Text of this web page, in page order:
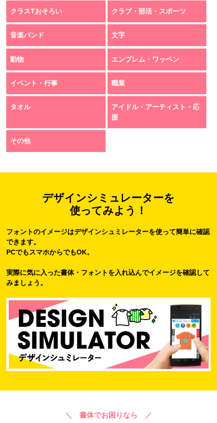
クラスTおそろい クラブ・部活・スポーツ
音楽バンド 文字
動物 エンブレム・ワッペン
イベント・行事 職業
タオル
アイドル・アーティスト・応
援
その他
デザインシミュレーターを
使ってみよう！
フォントのイメージはデザインシュミレーターを使って簡単に確認
できます。
PCでもスマホからでもOK。
実際に気に入った書体・フォントを入れ込んでイメージを確認して
みましょう。
＼ 書体でお困りなら ／